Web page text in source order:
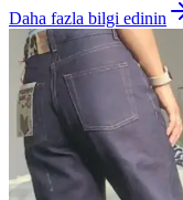
Daha fazla bilgi edinin